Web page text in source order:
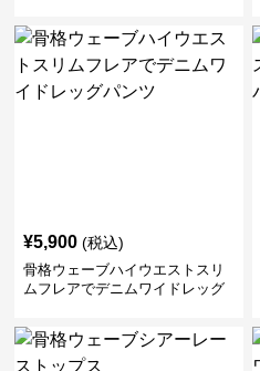
¥5,900 (税込)
骨格ウェーブハイウエストスリ
ムフレアでデニムワイドレッグ